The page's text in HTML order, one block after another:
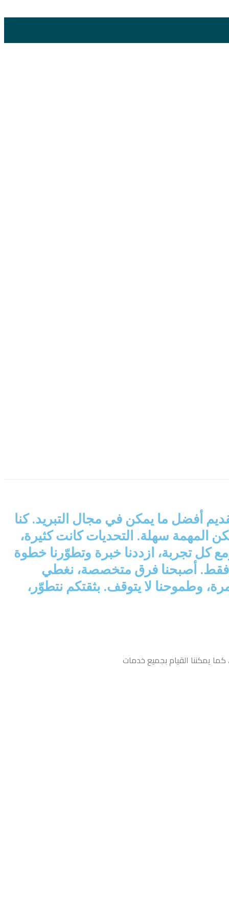
لتقديم أفضل ما يمكن في مجال التبريد. كنا
المهمة سهلة. التحديات كانت كثيرة،
كل تجربة، ازددنا خبرة وتطوّرنا خطوة
فقط. أصبحنا فرق متخصصة، نغطي
وطموحنا لا يتوقف. بثقتكم نتطوّر،
كما يمكننا القيام بجميع خدمات